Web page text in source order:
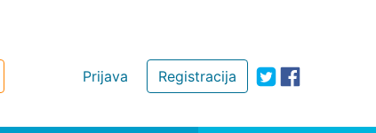
Registracija
Prijava